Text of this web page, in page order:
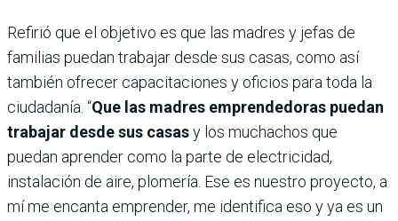
Refirió que el objetivo es que las madres y jefas de
familias puedan trabajar desde sus casas, como así
también ofrecer capacitaciones y oficios para toda la
ciudadanía. “Que las madres emprendedoras puedan
trabajar desde sus casasy los muchachos que
puedan aprender como la parte de electricidad,
instalación de aire, plomería. Ese es nuestro proyecto, a
mí me encanta emprender, me identifica eso y ya es un